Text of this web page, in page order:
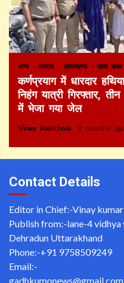
अन्य अपराध उत्तराखण्ड खास खबर
कर्णप्रयाग में धारदार
निहंग यात्री गिरफ्तार,
में भेजा गया जेल
Vinay Kainthola 2 months
Contact Details
Editor in Chief:-Vinay
Publish from:-lane-4
Dehradun Uttarakhand
Phone:-+91 9758509249
Email:-
gadhkumonews@gmail.com